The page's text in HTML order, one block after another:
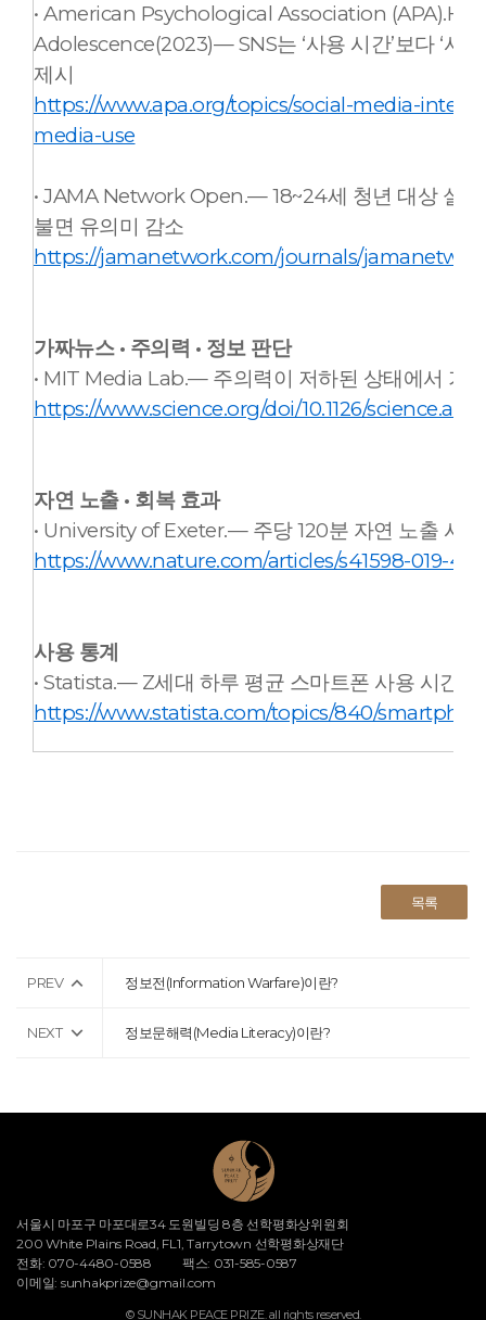
• American Psychological Association
Adolescence(2023)— SNS는 ‘사용 시간’보다 ‘사
제시
https://www.apa.org/topics/social-media-
media-use
• JAMA Network Open.— 18~24세 청년 대상 실험
불면 유의미 감소
https://jamanetwork.com/journals/
가짜뉴스 · 주의력 · 정보 판단
• MIT Media Lab.— 주의력이 저하된 상태에서 가
https://www.science.org/doi/10.1126/
자연 노출 · 회복 효과
• University of Exeter.— 주당 120분 자연 노출 시
https://www.nature.com/articles/s41598-019-
사용 통계
• Statista.— Z세대 하루 평균 스마트폰 사용 시간
https://www.statista.com/topics/840/
목록
PREV 정보전(Information Warfare)이란?
NEXT 정보문해력(Media Literacy)이란?
서울시 마포구 마포대로34 도원빌딩 8층 선학평화상위원회
200 White Plains Road, FL1, Tarrytown 선학평화상재단
전화: 070-4480-0588
팩스: 031-585-0587
이메일: sunhakprize@gmail.com
© SUNHAK PEACE PRIZE. all rights reserved.